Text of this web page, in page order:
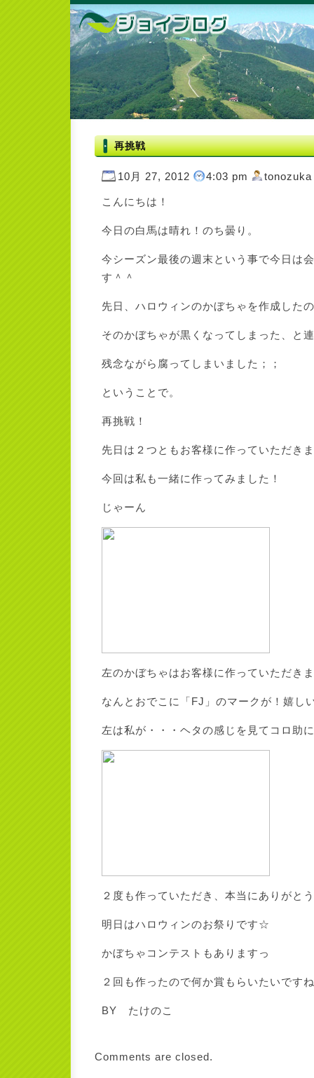
再挑戦
10月 27, 2012 4:03 pm tonozuka
こんにちは！
今日の白馬は晴れ！のち曇り。
今シーズン最後の週末という事で今日は
す＾＾
先日、ハロウィンのかぼちゃを作成した
そのかぼちゃが黒くなってしまった、と
残念ながら腐ってしまいました；；
ということで。
再挑戦！
先日は２つともお客様に作っていただき
今回は私も一緒に作ってみました！
じゃーん
左のかぼちゃはお客様に作っていただき
なんとおでこに「FJ」のマークが！嬉し
左は私が・・・ヘタの感じを見てコロ助
２度も作っていただき、本当にありが
明日はハロウィンのお祭りです☆
かぼちゃコンテストもありますっ
２回も作ったので何か賞もらいたいです
BY たけのこ
Comments are closed.